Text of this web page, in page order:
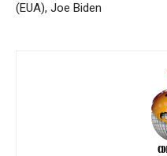
(EUA), Joe Biden